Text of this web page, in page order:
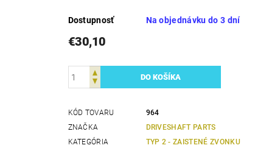
Dostupnosť Na objednávku do 3 dní
€30,10
KÓD TOVARU
964
ZNAČKA
DRIVESHAFT PARTS
KATEGÓRIA
TYP 2 - ZAISTENÉ ZVONKU